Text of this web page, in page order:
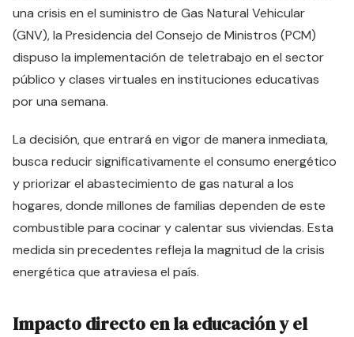
una crisis en el suministro de Gas Natural Vehicular
(GNV), la Presidencia del Consejo de Ministros (PCM)
dispuso la implementación de teletrabajo en el sector
público y clases virtuales en instituciones educativas
por una semana.
La decisión, que entrará en vigor de manera inmediata,
busca reducir significativamente el consumo energético
y priorizar el abastecimiento de gas natural a los
hogares, donde millones de familias dependen de este
combustible para cocinar y calentar sus viviendas. Esta
medida sin precedentes refleja la magnitud de la crisis
energética que atraviesa el país.
Impacto directo en la educación y el